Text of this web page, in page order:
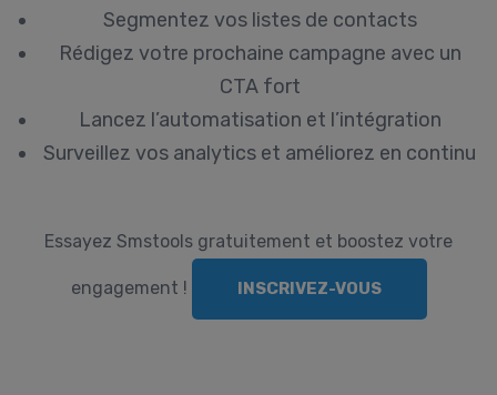
Segmentez vos listes de contacts
Rédigez votre prochaine campagne avec un
CTA fort
Lancez l’automatisation et l’intégration
Surveillez vos analytics et améliorez en continu
Essayez Smstools gratuitement et boostez votre
engagement ! INSCRIVEZ-VOUS